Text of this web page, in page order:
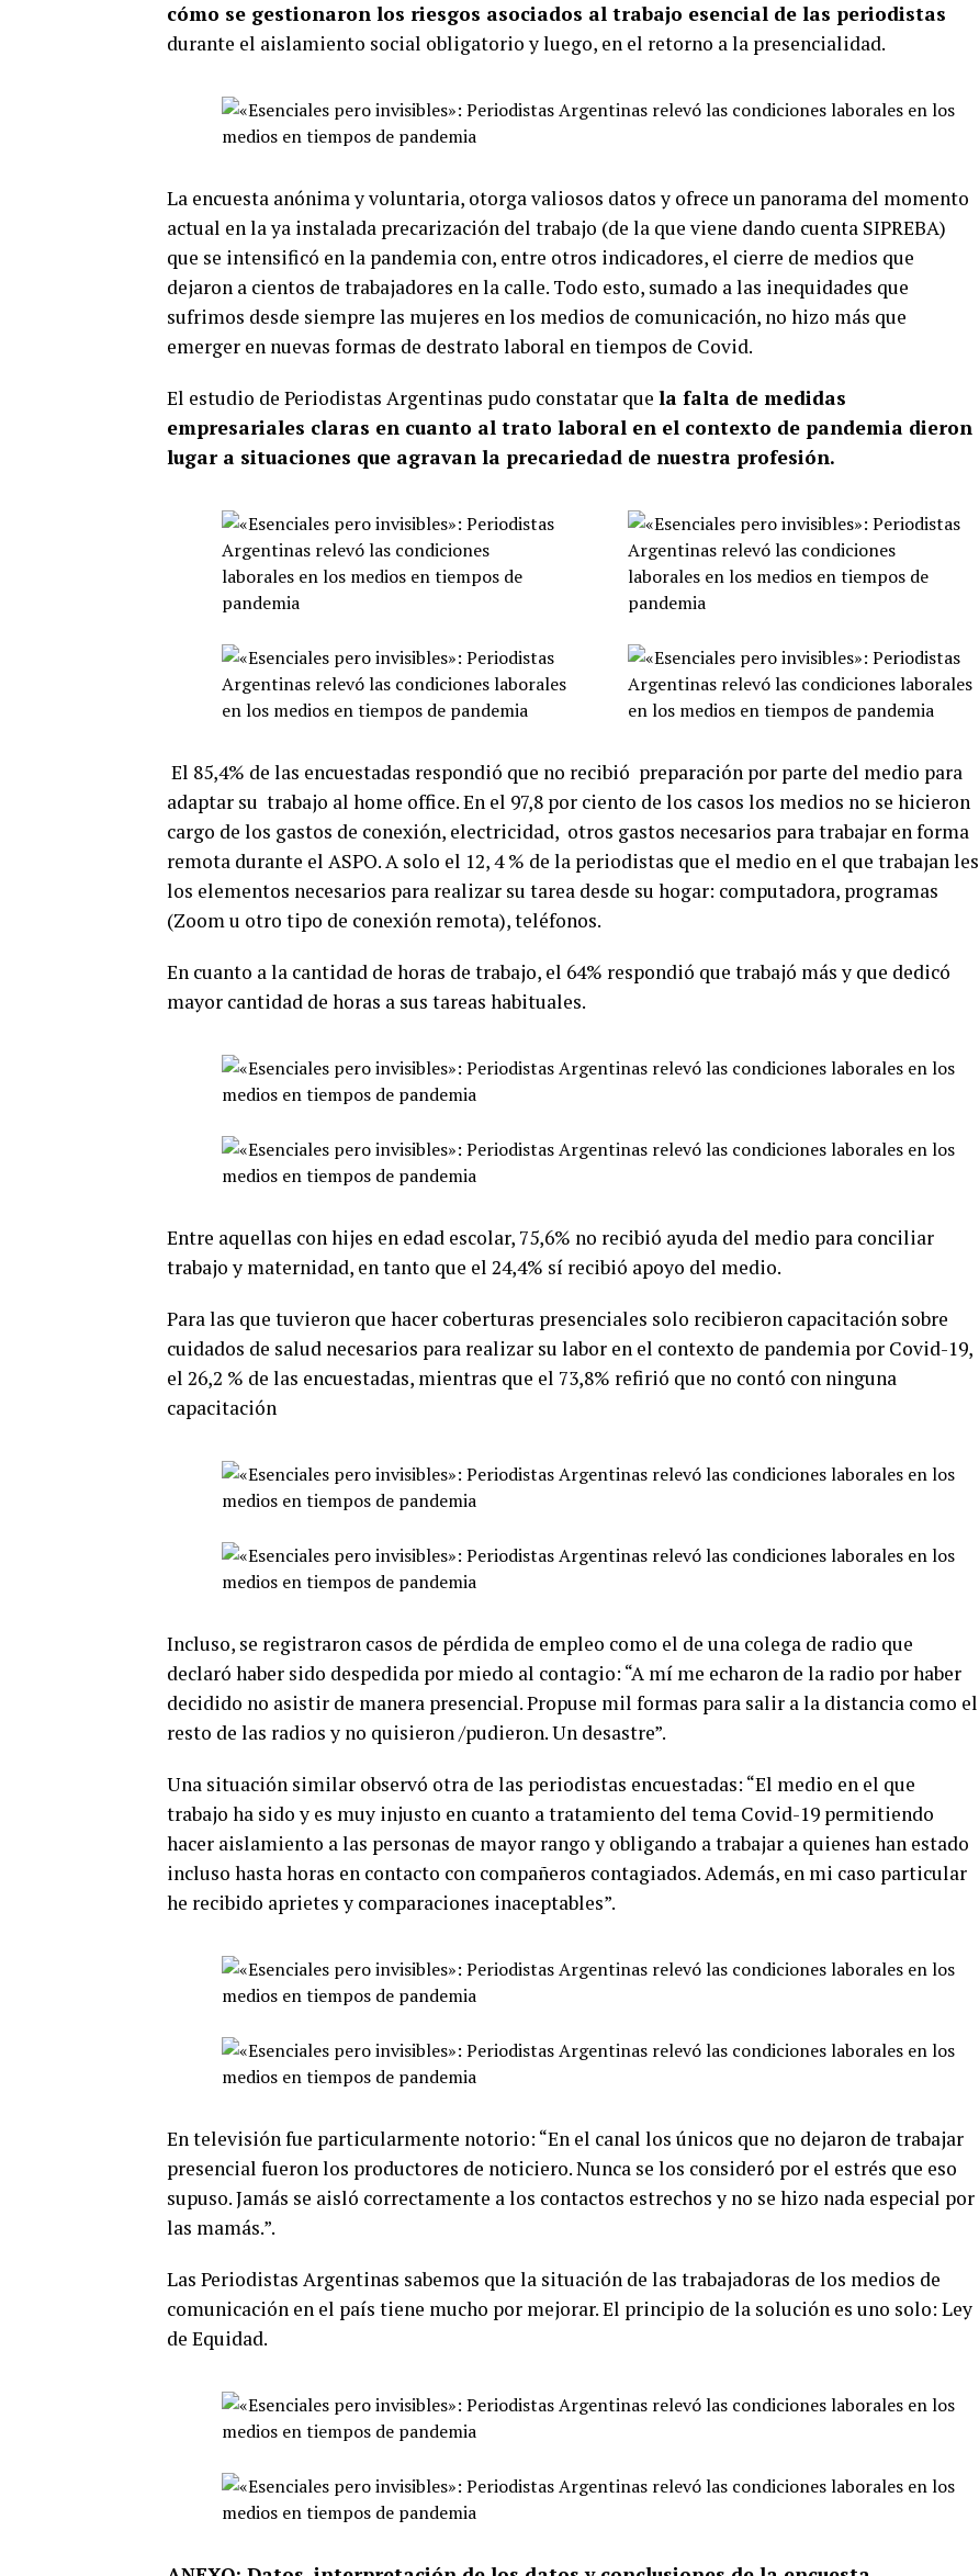
cómo se gestionaron los riesgos asociados al trabajo esencial de las periodistas
durante el aislamiento social obligatorio y luego, en el retorno a la presencialidad.
La encuesta anónima y voluntaria, otorga valiosos datos y ofrece un panorama del momento
actual en la ya instalada precarización del trabajo (de la que viene dando cuenta SIPREBA)
que se intensificó en la pandemia con, entre otros indicadores, el cierre de medios que
dejaron a cientos de trabajadores en la calle. Todo esto, sumado a las inequidades que
sufrimos desde siempre las mujeres en los medios de comunicación, no hizo más que
emerger en nuevas formas de destrato laboral en tiempos de Covid.
El estudio de Periodistas Argentinas pudo constatar que la falta de medidas
empresariales claras en cuanto al trato laboral en el contexto de pandemia dieron
lugar a situaciones que agravan la precariedad de nuestra profesión.
El 85,4% de las encuestadas respondió que no recibió preparación por parte del medio para
adaptar su trabajo al home office. En el 97,8 por ciento de los casos los medios no se hicieron
cargo de los gastos de conexión, electricidad, otros gastos necesarios para trabajar en forma
remota durante el ASPO. A solo el 12, 4 % de la periodistas que el medio en el que trabajan les
los elementos necesarios para realizar su tarea desde su hogar: computadora, programas
(Zoom u otro tipo de conexión remota), teléfonos.
En cuanto a la cantidad de horas de trabajo, el 64% respondió que trabajó más y que dedicó
mayor cantidad de horas a sus tareas habituales.
Entre aquellas con hijes en edad escolar, 75,6% no recibió ayuda del medio para conciliar
trabajo y maternidad, en tanto que el 24,4% sí recibió apoyo del medio.
Para las que tuvieron que hacer coberturas presenciales solo recibieron capacitación sobre
cuidados de salud necesarios para realizar su labor en el contexto de pandemia por Covid-19,
el 26,2 % de las encuestadas, mientras que el 73,8% refirió que no contó con ninguna
capacitación
Incluso, se registraron casos de pérdida de empleo como el de una colega de radio que
declaró haber sido despedida por miedo al contagio: “A mí me echaron de la radio por haber
decidido no asistir de manera presencial. Propuse mil formas para salir a la distancia como el
resto de las radios y no quisieron /pudieron. Un desastre”.
Una situación similar observó otra de las periodistas encuestadas: “El medio en el que
trabajo ha sido y es muy injusto en cuanto a tratamiento del tema Covid-19 permitiendo
hacer aislamiento a las personas de mayor rango y obligando a trabajar a quienes han estado
incluso hasta horas en contacto con compañeros contagiados. Además, en mi caso particular
he recibido aprietes y comparaciones inaceptables”.
En televisión fue particularmente notorio: “En el canal los únicos que no dejaron de trabajar
presencial fueron los productores de noticiero. Nunca se los consideró por el estrés que eso
supuso. Jamás se aisló correctamente a los contactos estrechos y no se hizo nada especial por
las mamás.”.
Las Periodistas Argentinas sabemos que la situación de las trabajadoras de los medios de
comunicación en el país tiene mucho por mejorar. El principio de la solución es uno solo: Ley
de Equidad.